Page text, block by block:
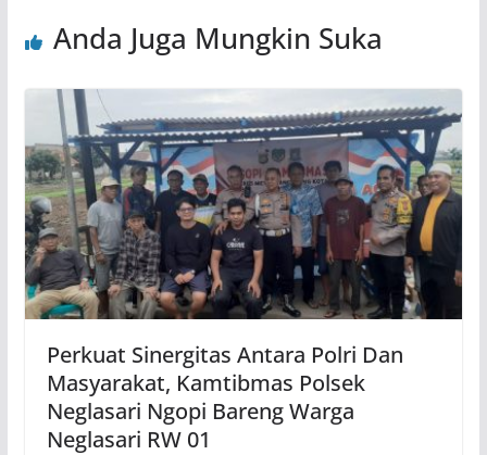
Anda Juga Mungkin Suka
Perkuat Sinergitas Antara Polri Dan
Masyarakat, Kamtibmas Polsek
Neglasari Ngopi Bareng Warga
Neglasari RW 01